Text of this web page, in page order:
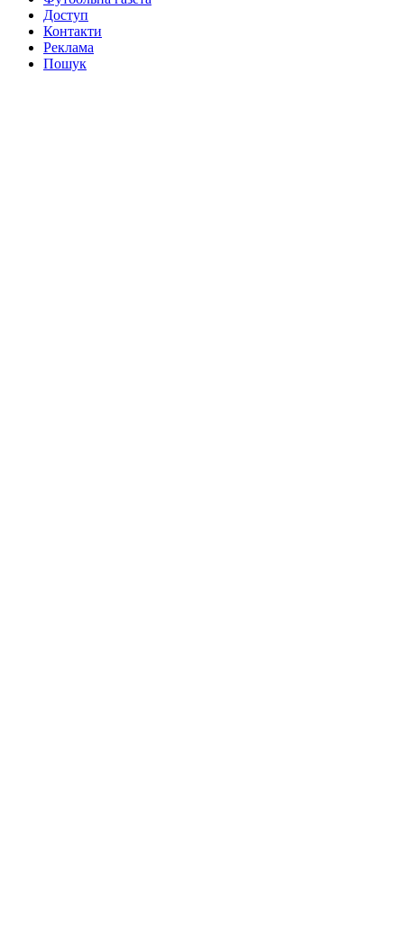
Доступ
Контакти
Реклама
Пошук